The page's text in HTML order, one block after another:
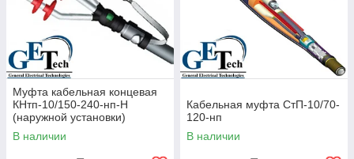
Муфта кабельная концевая
КНтп-10/150-240-нп-Н
(наружной установки)
В наличии
Кабельная муфта СтП-10/70-
120-нп
В наличии